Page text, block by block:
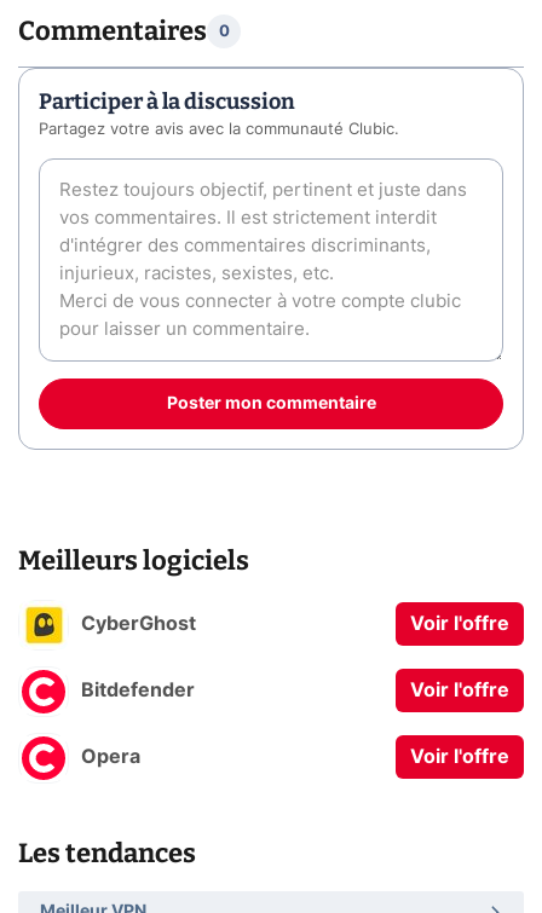
Commentaires 0
Participer à la discussion
Partagez votre avis avec la communauté Clubic.
Poster mon commentaire
Meilleurs logiciels
CyberGhost Voir l'offre
Bitdefender Voir l'offre
Opera Voir l'offre
Les tendances